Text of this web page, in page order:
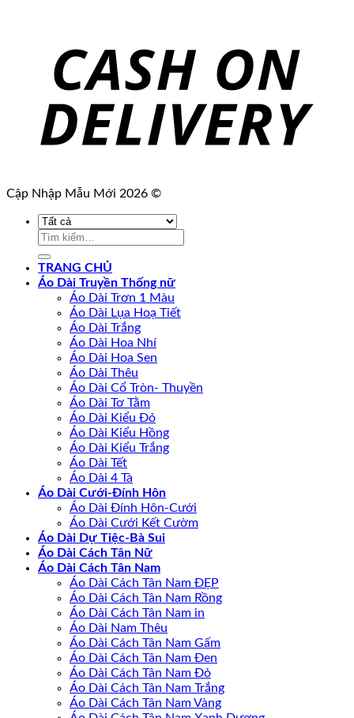
Cập Nhập Mẫu Mới 2026 ©
Tìm
TRANG CHỦ
Áo Dài Truyền Thống nữ
Áo Dài Trơn 1 Màu
Áo Dài Lụa Hoạ Tiết
Áo Dài Trắng
Áo Dài Hoa Nhí
Áo Dài Hoa Sen
Áo Dài Thêu
Áo Dài Cổ Tròn- Thuyền
Áo Dài Tơ Tằm
Áo Dài Kiểu Đỏ
Áo Dài Kiểu Hồng
Áo Dài Kiểu Trắng
Áo Dài Tết
Áo Dài 4 Tà
Áo Dài Cưới-Đính Hôn
Áo Dài Đính Hôn-Cưới
Áo Dài Cưới Kết Cườm
Áo Dài Dự Tiệc-Bà Sui
Áo Dài Cách Tân Nữ
Áo Dài Cách Tân Nam
Áo Dài Cách Tân Nam ĐẸP
Áo Dài Cách Tân Nam Rồng
Áo Dài Cách Tân Nam in
Áo Dài Nam Thêu
Áo Dài Cách Tân Nam Gấm
Áo Dài Cách Tân Nam Đen
Áo Dài Cách Tân Nam Đỏ
Áo Dài Cách Tân Nam Trắng
Áo Dài Cách Tân Nam Vàng